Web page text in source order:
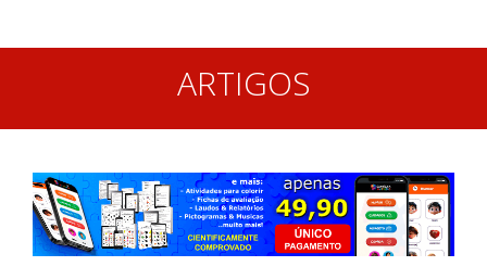
ARTIGOS